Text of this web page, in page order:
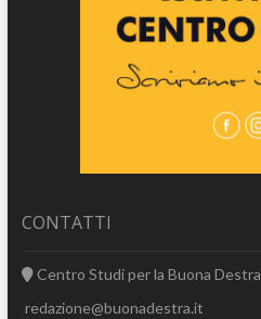
CONTATTI
Centro Studi per la Buona Destra
redazione@buonadestra.it